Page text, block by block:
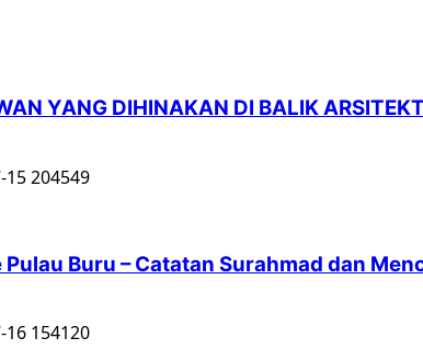
YANG DIHINAKAN DI BALIK
Pulau Buru – Catatan Surahmad dan